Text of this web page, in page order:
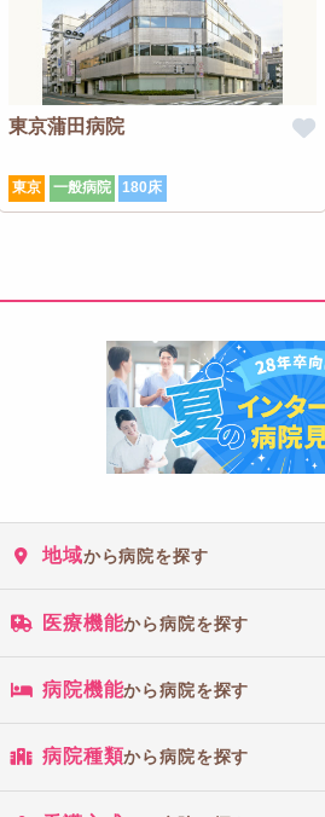
東京蒲田病院
東京 一般病院 180床
地域から病院を探す
医療機能から病院を探す
病院機能から病院を探す
病院種類から病院を探す